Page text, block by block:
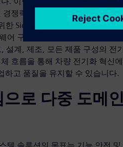
쟁력을 유지하려면 차량 전기화
Siemens 통합 E/E 시스템 개발
어 구현을 통해 엔드 투 엔드 엔지
설계, 제조, 모든 제품 구성의 전
흐름을 통해 차량 전기화 혁신
하고 품질을 유지할 수 있습니다.
로 다중 도메